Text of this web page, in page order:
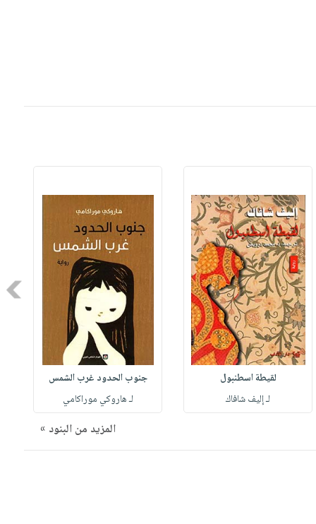
لقيطة اسطنبول
لـ إليف شافاك
جنوب الحدود غرب الشمس
لـ هاروكي موراكامي
المزيد من البنود »